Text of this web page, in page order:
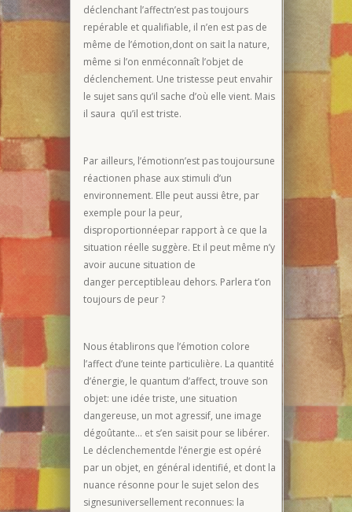
déclenchant l’affectn’est pas toujours
repérable et qualifiable, il n’en est pas de
même de l’émotion,dont on sait la nature,
même si l’on enméconnaît l’objet de
déclenchement. Une tristesse peut envahir
le sujet sans qu’il sache d’où elle vient. Mais
il saura qu’il est triste.
Par ailleurs, l’émotionn’est pas toujoursune
réactionen phase aux stimuli d’un
environnement. Elle peut aussi être, par
exemple pour la peur,
disproportionnéepar rapport à ce que la
situation réelle suggère. Et il peut même n’y
avoir aucune situation de
danger perceptibleau dehors. Parlera t’on
toujours de peur ?
Nous établirons que l’émotion colore
l’affect d’une teinte particulière. La quantité
d’énergie, le quantum d’affect, trouve son
objet: une idée triste, une situation
dangereuse, un mot agressif, une image
dégoûtante… et s’en saisit pour se libérer.
Le déclenchementde l’énergie est opéré
par un objet, en général identifié, et dont la
nuance résonne pour le sujet selon des
signesuniversellement reconnues: la